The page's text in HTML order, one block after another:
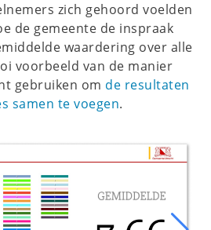
zich gehoord voelden
de gemeente de inspraak
waardering over alle
voorbeeld van de manier
gebruiken om de resultaten
samen te voegen.